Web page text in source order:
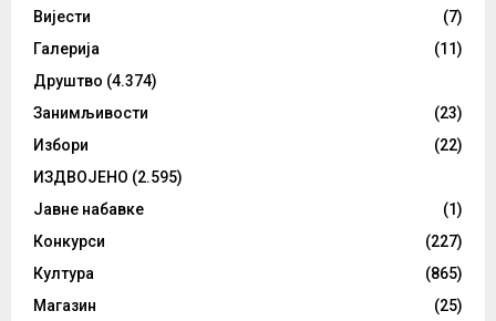
Вијести
(7)
Галерија
(11)
Друштво (4.374)
Занимљивости
(23)
Избори
(22)
ИЗДВОЈЕНО (2.595)
Јавне набавке
(1)
Конкурси
(227)
Култура
(865)
Магазин
(25)